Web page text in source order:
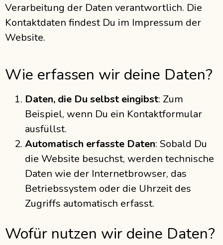
Verarbeitung der Daten verantwortlich. Die
Kontaktdaten findest Du im Impressum der
Website.
Wie erfassen wir deine Daten?
Daten, die Du selbst eingibst: Zum
Beispiel, wenn Du ein Kontaktformular
ausfüllst.
Automatisch erfasste Daten: Sobald Du
die Website besuchst, werden technische
Daten wie der Internetbrowser, das
Betriebssystem oder die Uhrzeit des
Zugriffs automatisch erfasst.
Wofür nutzen wir deine Daten?